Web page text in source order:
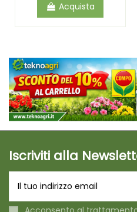
Acquista
Iscriviti alla